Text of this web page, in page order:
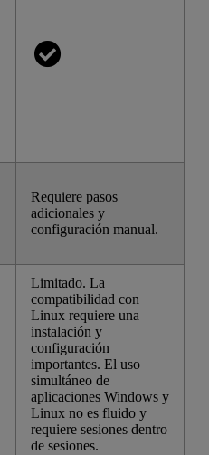
Requiere pasos
adicionales y
configuración manual.
Limitado. La
compatibilidad con
Linux requiere una
instalación y
configuración
importantes. El uso
simultáneo de
aplicaciones Windows y
Linux no es fluido y
requiere sesiones dentro
de sesiones.